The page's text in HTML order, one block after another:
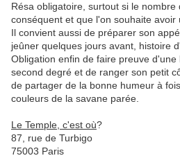
Résa obligatoire, surtout si le nombre
conséquent et que l'on souhaite avoir
Il convient aussi de préparer son
jeûner quelques jours avant, histoire
Obligation enfin de faire preuve
second degré et de ranger son petit
de partager de la bonne humeur à
couleurs de la savane parée.
Le Temple, c'est où?
87, rue de Turbigo
75003 Paris